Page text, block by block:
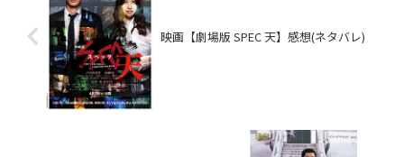
映画【劇場版 SPEC 天】感想(ネタバレ)